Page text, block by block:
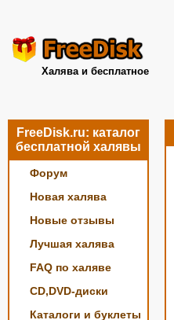
Халява и бесплатное
FreeDisk.ru: каталог
бесплатной халявы
Форум
Новая халява
Новые отзывы
Лучшая халява
FAQ по халяве
CD,DVD-диски
Каталоги и буклеты